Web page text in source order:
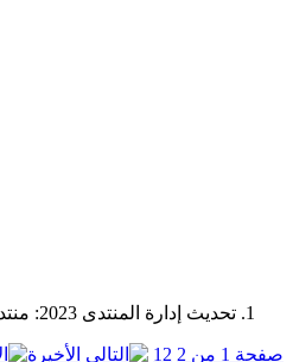
تحديث إدارة المنتدى 2023: منتدى زراعة نت مفتوح حاليا للقراءة فقط، ولا يقبل مشاركات جديدة. يمكنكم استخدام الشريط الظاهر أعلاه للبحث في كافة مواضيع المدوّنة والمنتدى.
صفحة 1 من 2 1 2 الأخيرة